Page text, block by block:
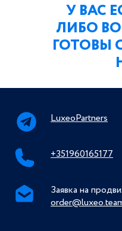
У ВАС
ЛИБО
ГОТОВЫ
LuxeoPartners
+351960165177
Заявка на